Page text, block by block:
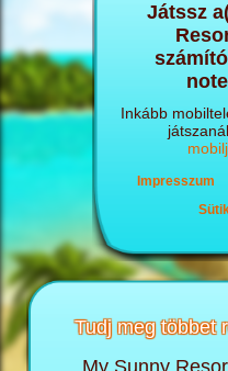
Játssz
Inkább
Impresszum
Tudj meg többet
My Sunny